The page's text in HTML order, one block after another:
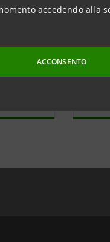
accedendo alla
ACCONSENTO